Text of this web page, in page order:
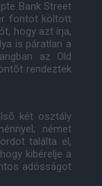
Bank Street
fontot költött
hogy azt írja,
is páratlan a
az Old
rendeztek
két osztály
német
találta el,
kibérelje a
adósságot